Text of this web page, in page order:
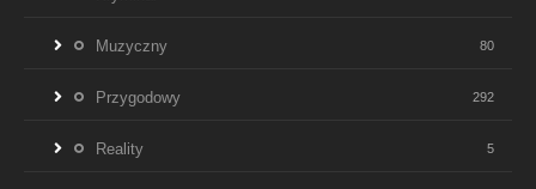
Muzyczny 80
Przygodowy 292
Reality 5